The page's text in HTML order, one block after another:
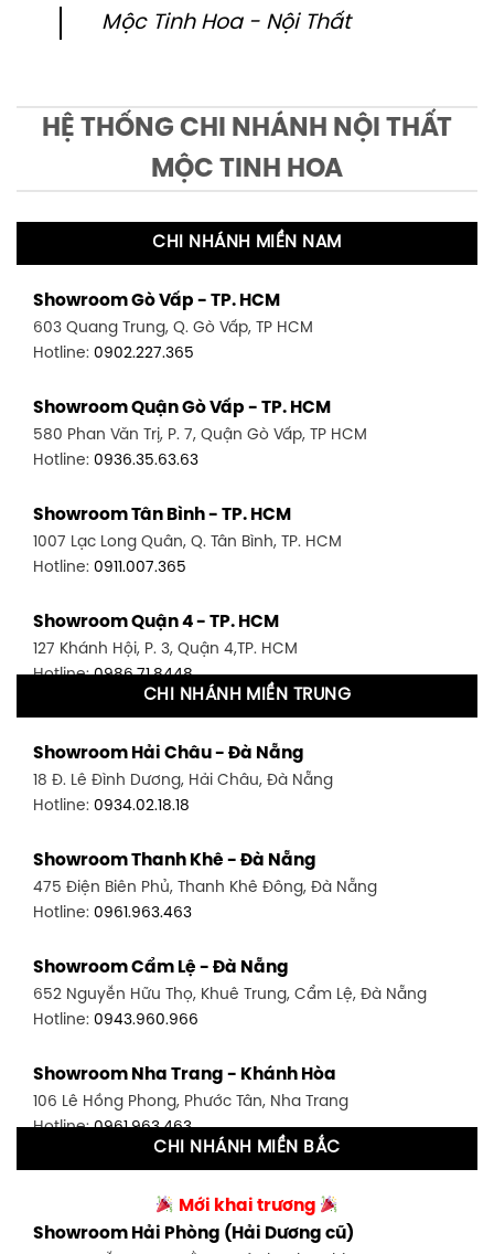
Mộc Tinh Hoa - Nội Thất
HỆ THỐNG CHI NHÁNH NỘI THẤT
MỘC TINH HOA
CHI NHÁNH MIỀN NAM
Showroom Gò Vấp - TP. HCM
603 Quang Trung, Q. Gò Vấp, TP HCM
Hotline: 0902.227.365
Showroom Quận Gò Vấp - TP. HCM
580 Phan Văn Trị, P. 7, Quận Gò Vấp, TP HCM
Hotline: 0936.35.63.63
Showroom Tân Bình - TP. HCM
1007 Lạc Long Quân, Q. Tân Bình, TP. HCM
Hotline: 0911.007.365
Showroom Quận 4 - TP. HCM
127 Khánh Hội, P. 3, Quận 4,TP. HCM
Hotline:0986.71.8448
1411 Đường 3/2, P. 16, Quận 11, TP. HCM
Hotline:0906.256.759
1448 Huỳnh Tấn Phát, Phú Thuận, Quận 7, TP HCM
Hotline:0946.480.580
348 Đ. Bạch Đằng, P. 14, Bình Thạnh, TP HCM
Hotline:0902.716.230
591 Hoàng Văn Thụ, P. 4, Tân Bình, TP HCM
Hotline:0906.256.759
Showroom Tân Bình 2 - TP. HCM
0986.71.8448
CHI NHÁNH MIỀN TRUNG
Showroom Hải Châu - Đà Nẵng
18 Đ. Lê Đình Dương, Hải Châu, Đà Nẵng
Hotline: 0934.02.18.18
Showroom Thanh Khê - Đà Nẵng
475 Điện Biên Phủ, Thanh Khê Đông, Đà Nẵng
Hotline: 0961.963.463
Showroom Cẩm Lệ - Đà Nẵng
652 Nguyễn Hữu Thọ, Khuê Trung, Cẩm Lệ, Đà Nẵng
Hotline: 0943.960.966
Showroom Nha Trang - Khánh Hòa
106 Lê Hồng Phong, Phước Tân, Nha Trang
Hotline:0961.963.463
27-29 Nguyễn Sỹ Sách, Hưng Bình, TP Vinh, Nghệ An
Hotline:0943.960.966
CHI NHÁNH MIỀN BẮC
Mới khai trương
Showroom Hải Phòng (Hải Dương cũ)